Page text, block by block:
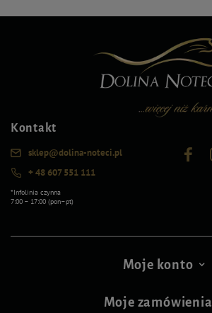
Kontakt
sklep@dolina-noteci.pl
+ 48 607 551 111
*Infolinia czynna
7:00 – 17:00 (pon–pt)
Moje konto
Moje zamówienia